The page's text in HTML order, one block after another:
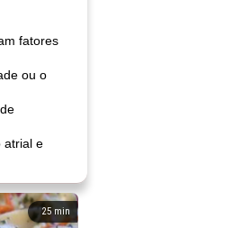
fatores
ou o
atrial e
25 min